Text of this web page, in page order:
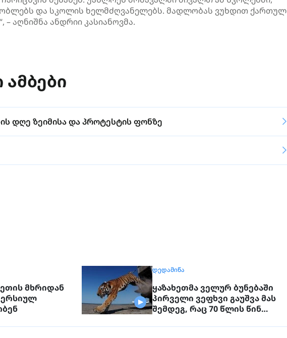
და სკოლის ხელმძღვანელებს. მადლობას ვუხდით ქართულ
– აღნიშნა ანდრიი კასიანოვმა.
დღე ზეიმისა და პროტესტის ფონზე
მხრიდან
ᲓᲔᲓᲐᲛᲘᲬᲐ
ყაზახეთმა ველურ ბუნებაში
პირველი ვეფხვი გაუშვა მას
შემდეგ, რაც 70 წლის წინ
თურანული ვეფხვი